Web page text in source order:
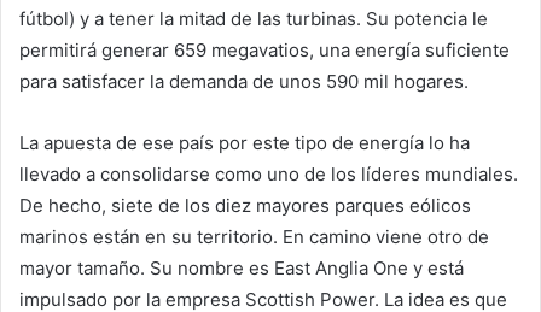
fútbol) y a tener la mitad de las turbinas. Su potencia le
permitirá generar 659 megavatios, una energía suficiente
para satisfacer la demanda de unos 590 mil hogares.
La apuesta de ese país por este tipo de energía lo ha
llevado a consolidarse como uno de los líderes mundiales.
De hecho, siete de los diez mayores parques eólicos
marinos están en su territorio. En camino viene otro de
mayor tamaño. Su nombre es East Anglia One y está
impulsado por la empresa Scottish Power. La idea es que